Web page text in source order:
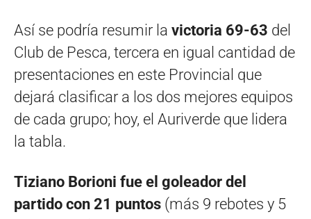
Así se podría resumir la victoria 69-63 del
Club de Pesca, tercera en igual cantidad de
presentaciones en este Provincial que
dejará clasificar a los dos mejores equipos
de cada grupo; hoy, el Auriverde que lidera
la tabla.
Tiziano Borioni fue el goleador del
partido con 21 puntos (más 9 rebotes y 5